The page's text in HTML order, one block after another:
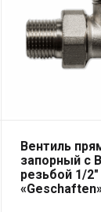
Вентиль
запорный с
резьбой 1/2″